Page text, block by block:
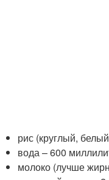
рис (круглый,
вода – 600
молоко (лучше